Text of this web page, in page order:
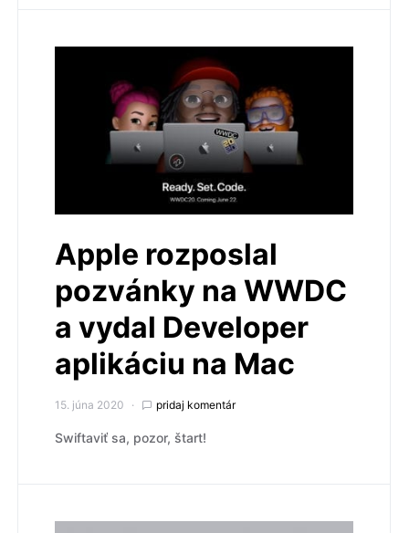
Apple rozposlal
pozvánky na WWDC
a vydal Developer
aplikáciu na Mac
15. júna 2020 pridaj komentár
Swiftaviť sa, pozor, štart!